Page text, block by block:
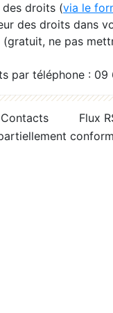
des droits (via le
des droits dans
ne pas
par téléphone :
Contacts
Flux